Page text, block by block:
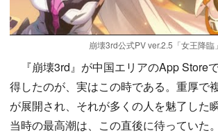
崩壊3rd公式PV ver.2.5「女王降臨」
『崩壊3rd』が中国エリアのApp Store
得したのが、実はこの時である。重厚で
が展開され、それが多くの人を魅了した
当時の最高潮は、この直後に待っていた。